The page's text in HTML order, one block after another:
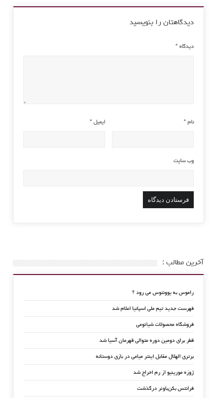
دیدگاهتان را بنویسید
دیدگاه *
نام * ایمیل*
وب‌ سایت
آخرین مطالب :
راموس به یوونتوس می رود ؟
فهرست جدید تیم ملی اسپانیا اعلام شد
فروشگاه محصولات شیائومی
قطر برای دومین دوره متوالی قهرمان آسیا شد
برتری الهلال مقابل اینتر میامی در بازی دوستانه
ژوزه مورینیو از رم اخراج شد
فرانتس بکن‌باوئر درگذشت